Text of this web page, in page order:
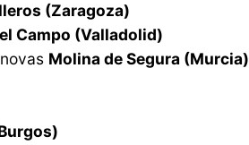
(Zaragoza)
Campo (Valladolid)
Molina de Segura (Murcia)